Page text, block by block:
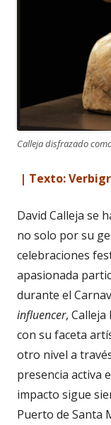
Calleja disfrazado
| Texto:
David Calleja se
no solo por su
celebraciones
apasionada
durante el
influencer,
con su faceta
otro nivel a
presencia activa
impacto sigue
Puerto de Santa